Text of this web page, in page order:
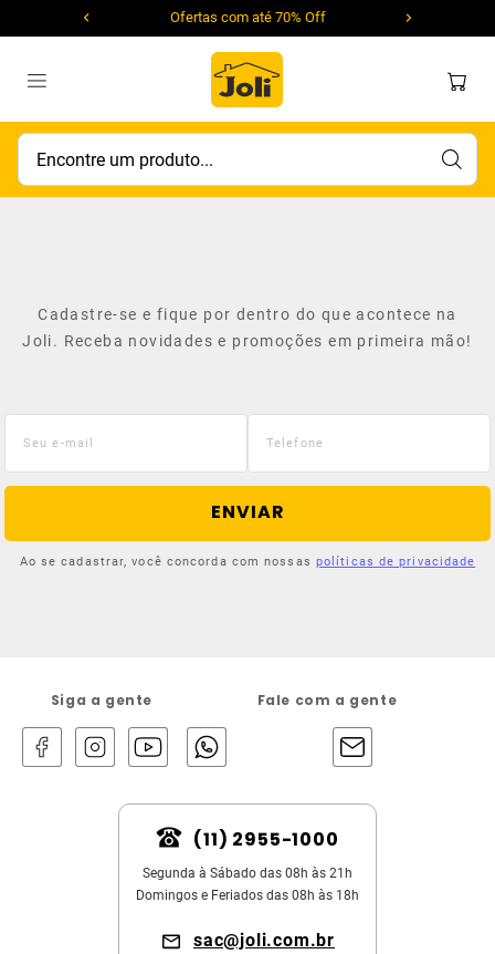
Ofertas com até 70% Off
Encontre um produto...
Cadastre-se e fique por dentro do que acontece na
Joli. Receba novidades e promoções em primeira mão!
ENVIAR
Ao se cadastrar, você concorda com nossas políticas de privacidade
Siga a gente Fale com a gente
(11) 2955-1000
Segunda à Sábado das 08h às 21h
Domingos e Feriados das 08h às 18h
sac@joli.com.br